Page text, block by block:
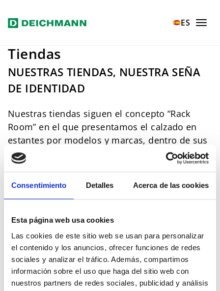
Consentimiento Detalles Acerca de las cookies
Esta página web usa cookies
Las cookies de este sitio web se usan para personalizar
el contenido y los anuncios, ofrecer funciones de redes
sociales y analizar el tráfico. Además, compartimos
información sobre el uso que haga del sitio web con
nuestros partners de redes sociales, publicidad y análisis
Ir al contenido principal ES
Home Empresa Tiendas
Tiendas
NUESTRAS TIENDAS, NUESTRA SEÑA
DE IDENTIDAD
Nuestras tiendas siguen el concepto “Rack
Room” en el que presentamos el calzado en
estantes por modelos y marcas, dentro de sus
cajas originales.
Der Einkauf soll für die Kundschaft so einfach und
komfortabel wie möglich sein. Darum verbindet